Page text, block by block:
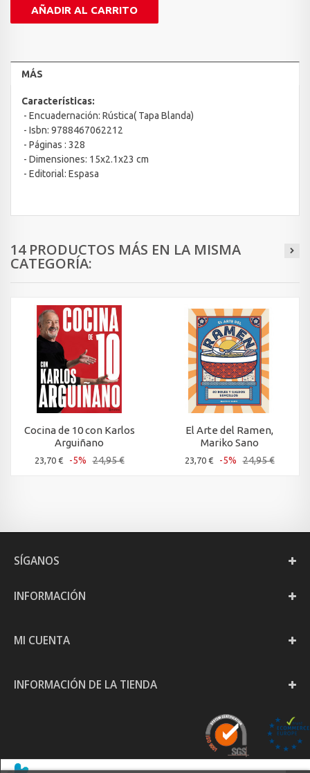
AÑADIR AL CARRITO
MÁS
Características:
- Encuadernación: Rústica( Tapa Blanda)
- Isbn: 9788467062212
- Páginas : 328
- Dimensiones: 15x2.1x23 cm
- Editorial: Espasa
14 PRODUCTOS MÁS EN LA MISMA
CATEGORÍA:
Cocina de 10 con Karlos
Arguiñano
23,70 € -5% 24,95 €
El Arte del Ramen,
Mariko Sano
23,70 € -5% 24,95 €
SÍGANOS
INFORMACIÓN
MI CUENTA
INFORMACIÓN DE LA TIENDA